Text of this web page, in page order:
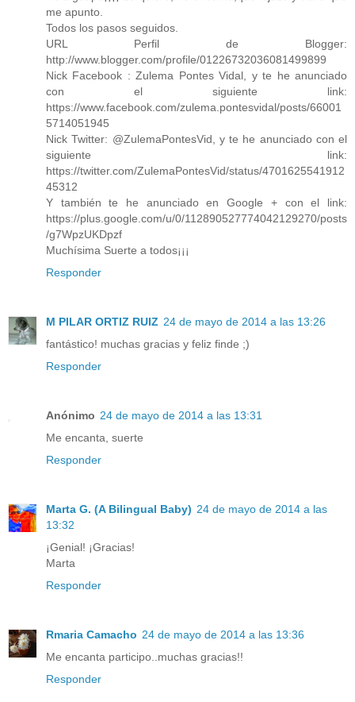
me apunto.
Todos los pasos seguidos.
URL Perfil de Blogger:
http://www.blogger.com/profile/01226732036081499899
Nick Facebook : Zulema Pontes Vidal, y te he anunciado
con el siguiente link:
https://www.facebook.com/zulema.pontesvidal/posts/66001
5714051945
Nick Twitter: @ZulemaPontesVid, y te he anunciado con el
siguiente link:
https://twitter.com/ZulemaPontesVid/status/4701625541912
45312
Y también te he anunciado en Google + con el link:
https://plus.google.com/u/0/112890527774042129270/posts
/g7WpzUKDpzf
Muchísima Suerte a todos¡¡¡
Responder
M PILAR ORTIZ RUIZ 24 de mayo de 2014 a las 13:26
fantástico! muchas gracias y feliz finde ;)
Responder
Anónimo 24 de mayo de 2014 a las 13:31
Me encanta, suerte
Responder
Marta G. (A Bilingual Baby) 24 de mayo de 2014 a las
13:32
¡Genial! ¡Gracias!
Marta
Responder
Rmaria Camacho 24 de mayo de 2014 a las 13:36
Me encanta participo..muchas gracias!!
Responder